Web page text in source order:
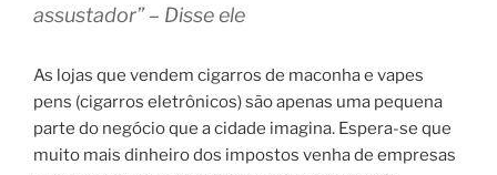
assustador” – Disse ele
As lojas que vendem cigarros de maconha e vapes
pens (cigarros eletrônicos) são apenas uma pequena
parte do negócio que a cidade imagina. Espera-se que
muito mais dinheiro dos impostos venha de empresas